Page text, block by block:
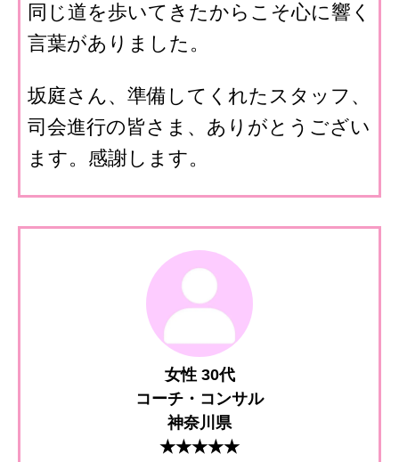
同じ道を歩いてきたからこそ心に響く
言葉がありました。
坂庭さん、準備してくれたスタッフ、
司会進行の皆さま、ありがとうござい
ます。感謝します。
女性 30代
コーチ・コンサル
神奈川県
★★★★★